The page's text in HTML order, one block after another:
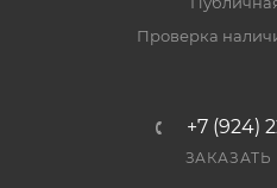
Проверка
+7 (924)